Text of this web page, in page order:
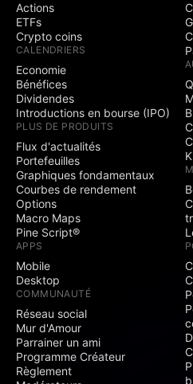
Actions
ETFs
Crypto coins
CALENDRIERS
Economie
Bénéfices
Dividendes
Introductions en bourse (IPO)
PLUS DE PRODUITS
Flux d'actualités
Portefeuilles
Graphiques fondamentaux
Courbes de rendement
Options
Macro Maps
Pine Script®
APPS
Mobile
Desktop
COMMUNAUTÉ
Réseau social
Mur d'Amour
Parrainer un ami
Programme Créateur
Règlement